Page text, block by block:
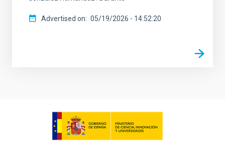
Advertised on 05/19/2026 - 14:52:20